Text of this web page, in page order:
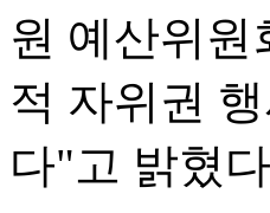
원 예산위
적 자위권
다"고 밝혔